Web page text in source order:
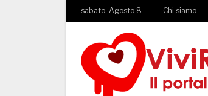
sabato, Agosto 8 Chi siamo